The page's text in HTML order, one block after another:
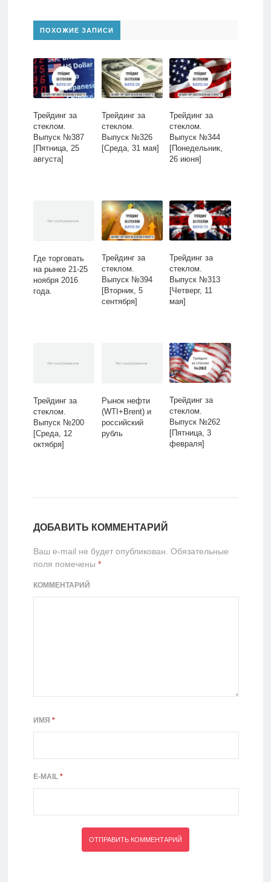
ПОХОЖИЕ ЗАПИСИ
Трейдинг за
стеклом.
Выпуск №387
[Пятница, 25
августа]
Трейдинг за
стеклом.
Выпуск №326
[Среда, 31 мая]
Трейдинг за
стеклом.
Выпуск №344
[Понедельник,
26 июня]
Где торговать
на рынке 21-25
ноября 2016
года.
Трейдинг за
стеклом.
Выпуск №394
[Вторник, 5
сентября]
Трейдинг за
стеклом.
Выпуск №313
[Четверг, 11
мая]
Трейдинг за
стеклом.
Выпуск №200
[Среда, 12
октября]
Рынок нефти
(WTI+Brent) и
российский
рубль
Трейдинг за
стеклом.
Выпуск №262
[Пятница, 3
февраля]
ДОБАВИТЬ КОММЕНТАРИЙ
Ваш e-mail не будет опубликован. Обязательные
поля помечены *
КОММЕНТАРИЙ
ИМЯ *
E-MAIL *